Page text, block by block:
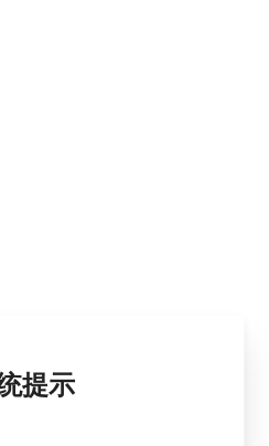
提示